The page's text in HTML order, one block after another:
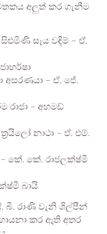
අලුත් කර ගැනීම
සෑය වඳිම් – ඒ.
අසරණයා – ඒ. ජේ.
රාජා – අහමඩ්
නාථා – ඒ. එම්.
කේ. කේ. රාජලක්ෂ්මී
බායි
බී. රාණි වැනි ශිල්පීන්
කර ඇති අතර